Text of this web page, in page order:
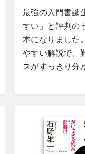
最強の入門書誕
すい」と評判の
本になりました
やすい解説で、
スがすっきり分